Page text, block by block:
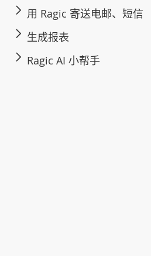
用 Ragic 寄送电邮、短信
生成报表
Ragic AI 小帮手